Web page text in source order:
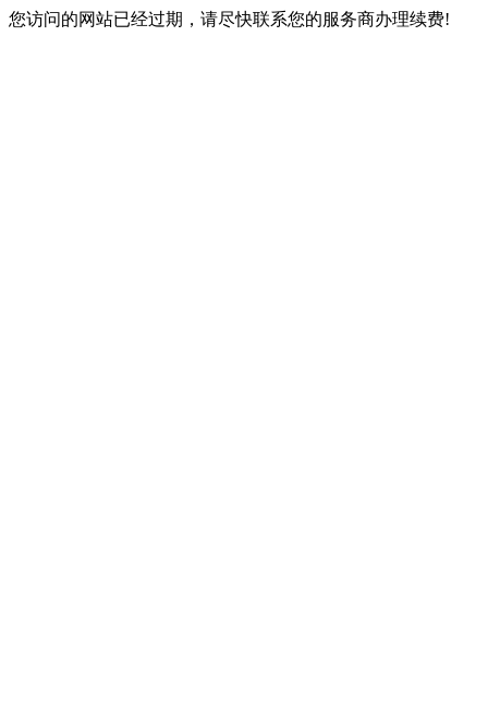
您访问的网站已经过期，请尽快联系您的服务商办理续费!